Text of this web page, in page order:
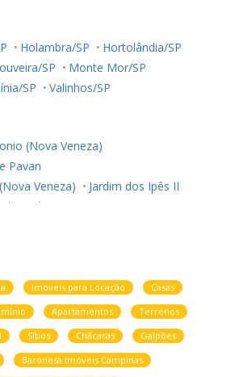
Holambra/SP
Hortolândia/SP
SP
Monte Mor/SP
SP Valinhos/SP
(Nova Veneza)
Pavan
Veneza)
Jardim dos Ipês II
Santa Joana
Imóveis para Locação
Casas
Apartamentos
Terrenos
Sítios Chácaras
Galpões
Baronesa Imóveis Campinas